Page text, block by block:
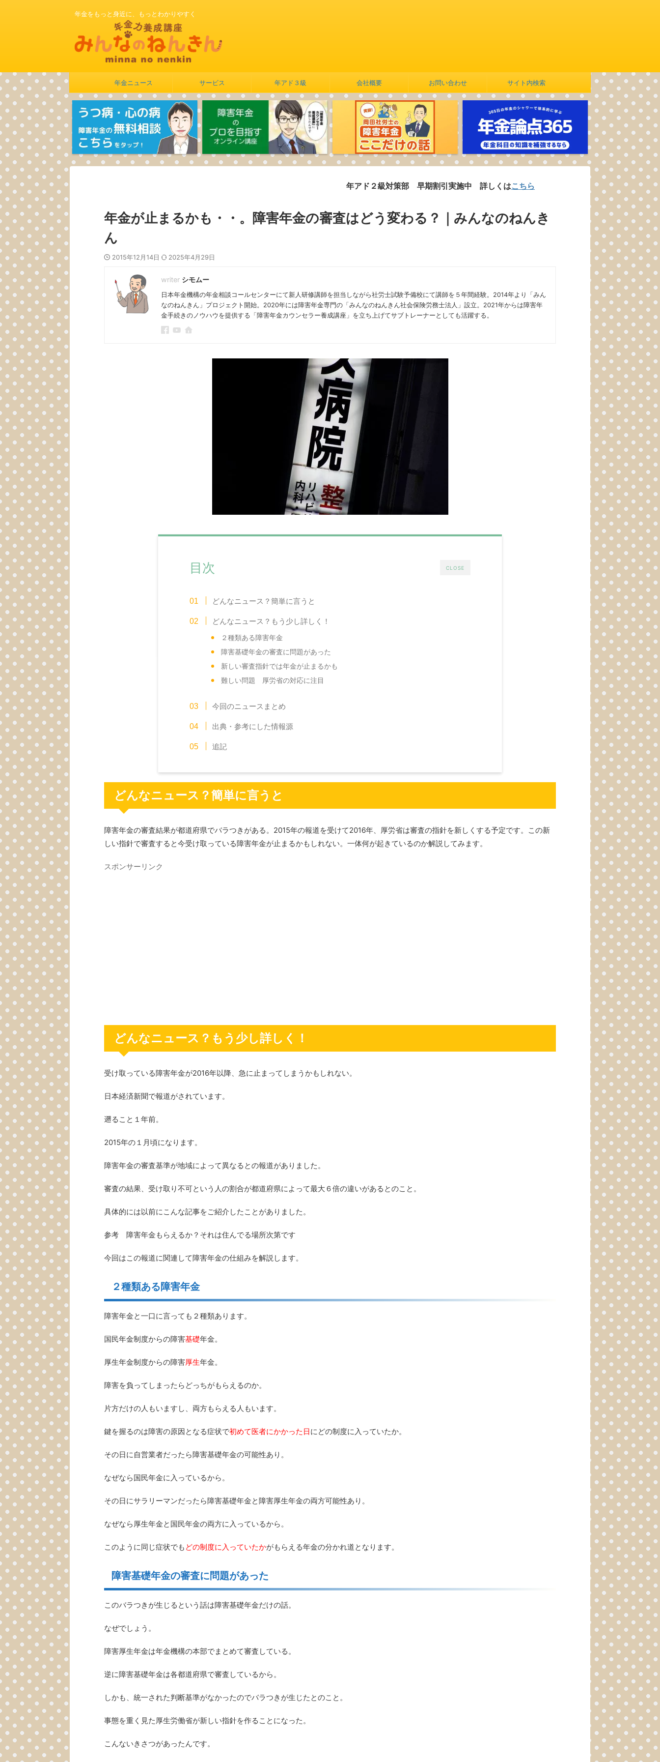
年金をもっと身近に、もっとわかりやすく
年金ニュース サービス 年アド３級 会社概要 お問い合わせ サイト内検索
年アド２級対策部 早期割引実施中 詳しくは こちら
年金が止まるかも・・。障害年金の審査はどう変わる？｜みんなのねんき
ん
2015年12月14日 2025年4月29日
シモムー
日本年金機構の年金相談コールセンターにて新人研修講師を担当しながら社労士試験予備校にて講師を５年間経験。2014年より「みん
なのねんきん」プロジェクト開始。2020年には障害年金専門の「みんなのねんきん社会保険労務士法人」設立。2021年からは障害年
金手続きのノウハウを提供する「障害年金カウンセラー養成講座」を立ち上げてサブトレーナーとしても活躍する。
CLOSE
目次
どんなニュース？簡単に言うと
どんなニュース？もう少し詳しく！
２種類ある障害年金
障害基礎年金の審査に問題があった
新しい審査指針では年金が止まるかも
難しい問題 厚労省の対応に注目
今回のニュースまとめ
出典・参考にした情報源
追記
どんなニュース？簡単に言うと
障害年金の審査結果が都道府県でバラつきがある。2015年の報道を受けて2016年、厚労省は審査の指針を新しくする予定です。この新
しい指針で審査すると今受け取っている障害年金が止まるかもしれない。一体何が起きているのか解説してみます。
スポンサーリンク
どんなニュース？もう少し詳しく！
受け取っている障害年金が2016年以降、急に止まってしまうかもしれない。
日本経済新聞で報道がされています。
遡ること１年前。
2015年の１月頃になります。
障害年金の審査基準が地域によって異なるとの報道がありました。
審査の結果、受け取り不可という人の割合が都道府県によって最大６倍の違いがあるとのこと。
具体的には以前にこんな記事をご紹介したことがありました。
参考 障害年金もらえるか？それは住んでる場所次第です
今回はこの報道に関連して障害年金の仕組みを解説します。
２種類ある障害年金
障害年金と一口に言っても２種類あります。
国民年金制度からの障害基礎年金。
厚生年金制度からの障害厚生年金。
障害を負ってしまったらどっちがもらえるのか。
片方だけの人もいますし、両方もらえる人もいます。
鍵を握るのは障害の原因となる症状で初めて医者にかかった日にどの制度に入っていたか。
その日に自営業者だったら障害基礎年金の可能性あり。
なぜなら国民年金に入っているから。
その日にサラリーマンだったら障害基礎年金と障害厚生年金の両方可能性あり。
なぜなら厚生年金と国民年金の両方に入っているから。
このように同じ症状でも どの制度に入っていたかがもらえる年金の分かれ道となります。
障害基礎年金の審査に問題があった
このバラつきが生じるという話は障害基礎年金だけの話。
なぜでしょう。
障害厚生年金は年金機構の本部でまとめて審査している。
逆に障害基礎年金は各都道府県で審査しているから。
しかも、統一された判断基準がなかったのでバラつきが生じたとのこと。
事態を重く見た厚生労働省が新しい指針を作ることになった。
こんないきさつがあったんです。